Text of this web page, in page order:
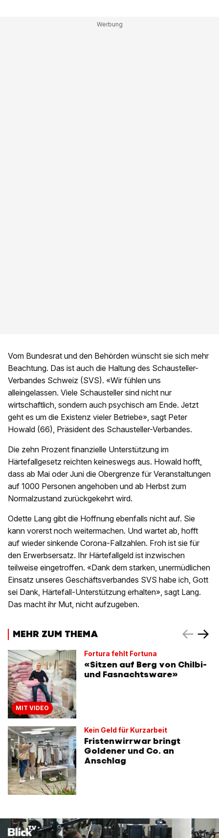
Vom Bundesrat und den Behörden wünscht sie sich mehr
Beachtung. Das ist auch die Haltung des Schausteller-
Verbandes Schweiz (SVS). «Wir fühlen uns
alleingelassen. Viele Schausteller sind nicht nur
wirtschaftlich, sondern auch psychisch am Ende. Jetzt
geht es um die Existenz vieler Betriebe», sagt Peter
Howald (66), Präsident des Schausteller-Verbandes.
Die zehn Prozent finanzielle Unterstützung im
Härtefallgesetz reichten keineswegs aus. Howald hofft,
dass ab Mai oder Juni die Obergrenze für Veranstaltungen
auf 1000 Personen angehoben und ab Herbst zum
Normalzustand zurückgekehrt wird.
Odette Lang gibt die Hoffnung ebenfalls nicht auf. Sie
kann vorerst noch weitermachen. Und wartet ab, hofft
auf wieder sinkende Corona-Fallzahlen. Froh ist sie für
den Erwerbsersatz. Ihr Härtefallgeld ist inzwischen
teilweise eingetroffen. «Dank dem starken, unermüdlichen
Einsatz unseres Geschäftsverbandes SVS habe ich, Gott
sei Dank, Härtefall-Unterstützung erhalten», sagt Lang.
Das macht ihr Mut, nicht aufzugeben.
MEHR ZUM THEMA
MIT VIDEO
Fortura fehlt Fortuna
«Sitzen auf Berg von Chilbi-
und Fasnachtsware»
Kein Geld für Kurzarbeit
Fristenwirrwar bringt
Goldener und Co. an
Anschlag